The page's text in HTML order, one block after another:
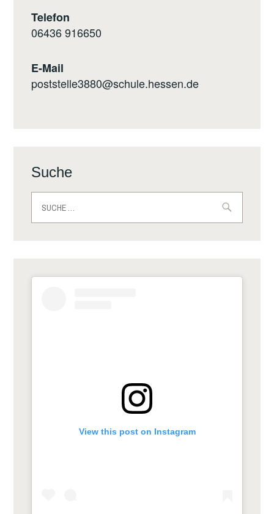
Telefon
06436 916650
E-Mail
poststelle3880@schule.hessen.de
Suche
nach:
View this post on Instagram